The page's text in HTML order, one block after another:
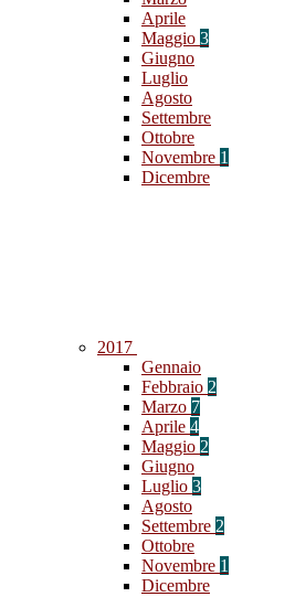
Aprile
Maggio 3
Giugno
Luglio
Agosto
Settembre
Ottobre
Novembre 1
Dicembre
2017
Gennaio
Febbraio 2
Marzo 7
Aprile 4
Maggio 2
Giugno
Luglio 3
Agosto
Settembre 2
Ottobre
Novembre 1
Dicembre